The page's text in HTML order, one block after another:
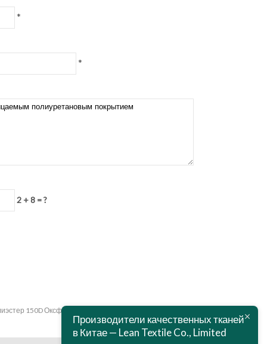
*
*
2 + 8 = ?
150D Оксфордская ткань с полиэтиленовым покрытием
Производители качественных тканей
в Китае — Lean Textile Co., Limited